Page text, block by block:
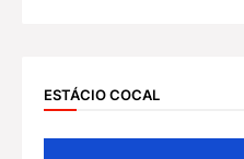
ESTÁCIO COCAL